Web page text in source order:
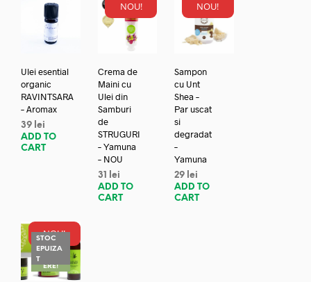
Ulei esential
organic
RAVINTSARA
– Aromax
39 lei
ADD TO
CART
NOU!
Crema de
Maini cu
Ulei din
Samburi
de
STRUGURI
– Yamuna
– NOU
31
lei
ADD TO
CART
NOU!
Sampon
cu Unt
Shea –
Par uscat
si
degradat
–
Yamuna
29 lei
ADD TO
CART
NOU!
STOC
EPUIZA
TREDUC
ERE!